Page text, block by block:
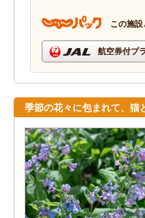
この施
航空券付プ
季節の花々に包まれて、猫